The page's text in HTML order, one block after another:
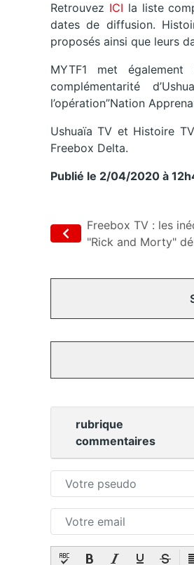
Retrouvez ICI la liste
dates de diffusion.
proposés ainsi que leurs
MYTF1 met
complémentarité
l’opération”Nation
Ushuaïa TV et Histoire
Freebox Delta.
Publié le 2/04/2020 à
Freebox TV : les
"Rick and Morty"
rubrique
commentaires